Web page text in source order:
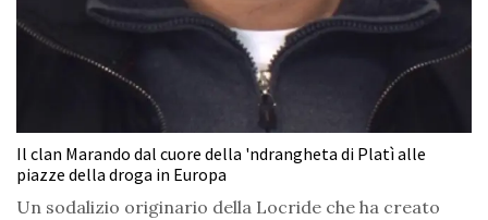
Il clan Marando dal cuore della 'ndrangheta di Platì alle
piazze della droga in Europa
Un sodalizio originario della Locride che ha creato